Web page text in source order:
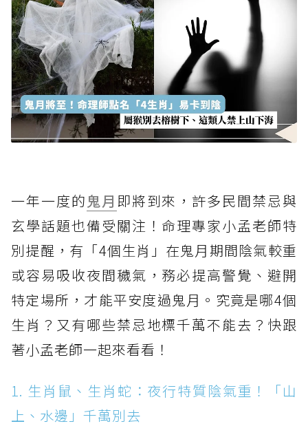
一年一度的 鬼月 即將到來，許多民間禁忌與
玄學話題也備受關注！命理專家小孟老師特
別提醒，有「4個生肖」在鬼月期間陰氣較重
或容易吸收夜間穢氣，務必提高警覺、避開
特定場所，才能平安度過鬼月。究竟是哪4個
生肖？又有哪些禁忌地標千萬不能去？快跟
著小孟老師一起來看看！
1. 生肖鼠、生肖蛇：夜行特質陰氣重！「山
上、水邊」千萬別去